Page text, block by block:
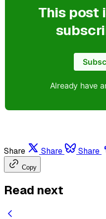
This post
Already have
Share Share Share
Copy
Read next